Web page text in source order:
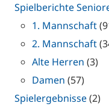
Spielberichte
1. Mannschaft
2. Mannschaft
Alte Herren (3)
Damen (57)
Spielergebnisse(2)